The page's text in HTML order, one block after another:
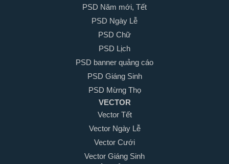
PSD Năm mới, Tết
PSD Ngày Lễ
PSD Chữ
PSD Lịch
PSD banner quảng cáo
PSD Giáng Sinh
PSD Mừng Thọ
VECTOR
Vector Tết
Vector Ngày Lễ
Vector Cưới
Vector Giáng Sinh